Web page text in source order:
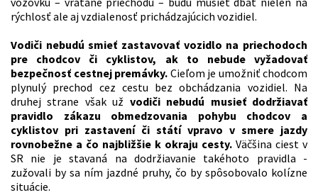
rýchlosť ale aj vzdialenosť prichádzajúcich vozidiel.
Vodiči nebudú smieť zastavovať vozidlo na priechodoch
pre chodcov či cyklistov, ak to nebude vyžadovať
bezpečnosť cestnej premávky. Cieľom je umožniť chodcom
plynulý prechod cez cestu bez obchádzania vozidiel. Na
druhej strane však už vodiči nebudú musieť dodržiavať
pravidlo zákazu obmedzovania pohybu chodcov a
cyklistov pri zastavení či státí vpravo v smere jazdy
rovnobežne a čo najbližšie k okraju cesty. Väčšina ciest v
SR nie je stavaná na dodržiavanie takéhoto pravidla -
zužovali by sa ním jazdné pruhy, čo by spôsobovalo kolízne
situácie.